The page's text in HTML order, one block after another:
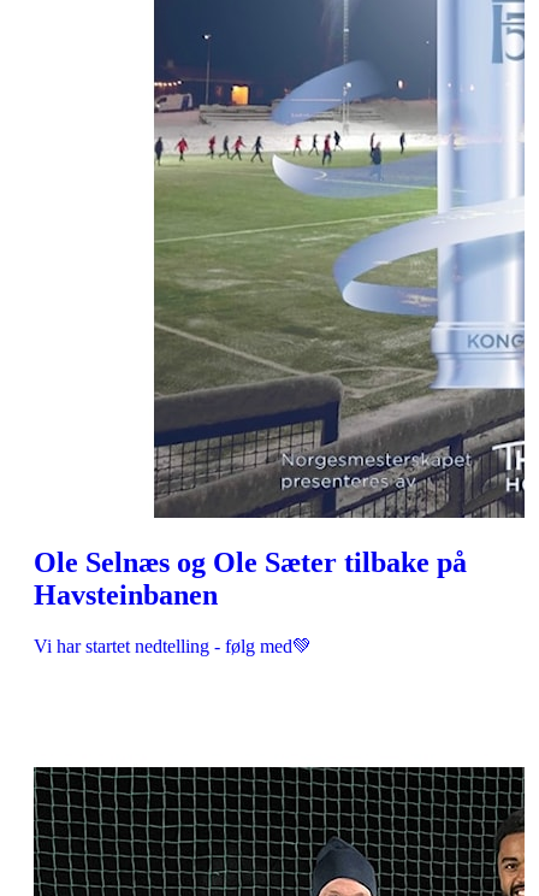
Ole Selnæs og Ole Sæter tilbake på
Havsteinbanen
Vi har startet nedtelling - følg med💚